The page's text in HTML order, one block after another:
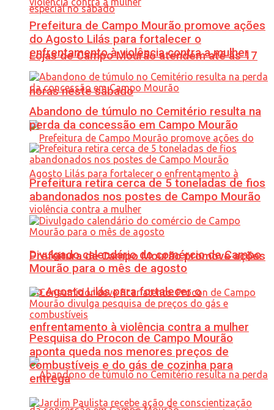
Lojas de Campo Mourão atendem até às 17
horas neste sábado
Prefeitura de Campo Mourão promove ações
do Agosto Lilás para fortalecer o
enfrentamento à violência contra a mulher
Prefeitura de Campo Mourão promove ações
do Agosto Lilás para fortalecer o
enfrentamento à violência contra a mulher
Abandono de túmulo no Cemitério resulta na
perda da concessão em Campo Mourão
Prefeitura retira cerca de 5 toneladas de fios
abandonados nos postes de Campo Mourão
Divulgado calendário do comércio de Campo
Mourão para o mês de agosto
Pesquisa do Procon de Campo Mourão
aponta queda nos menores preços de
combustíveis e do gás de cozinha para
entrega